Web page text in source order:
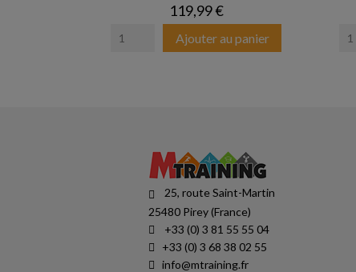
Prix
119,99 €
Ajouter au panier
25, route Saint-Martin
25480 Pirey (France)
+33 (0) 3 81 55 55 04
+33 (0) 3 68 38 02 55
info@mtraining.fr